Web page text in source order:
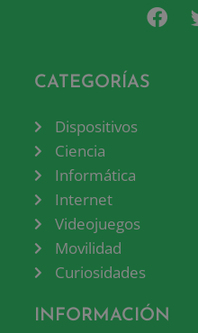
CATEGORÍAS
Dispositivos
Ciencia
Informática
Internet
Videojuegos
Movilidad
Curiosidades
INFORMACIÓN